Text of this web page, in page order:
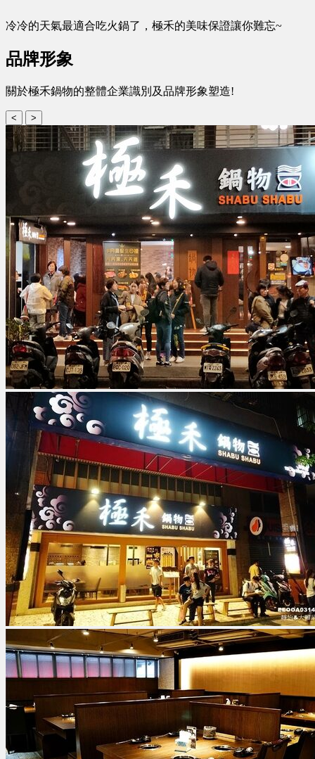
冷冷的天氣最適合吃火鍋了，極禾的美味保證讓你難忘~
品牌形象
關於極禾鍋物的整體企業識別及品牌形象塑造!
< >